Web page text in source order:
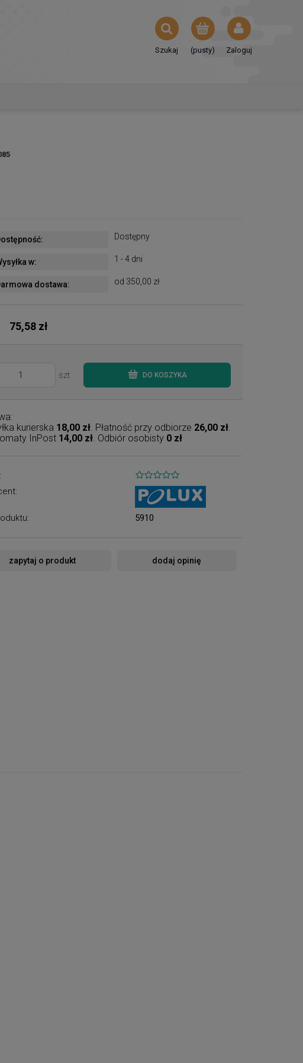
(pusty) Zaloguj
Szukaj
Dostępny
w: 1 - 4 dni
dostawa: od 350,00 zł
75,58 zł
szt. DO KOSZYKA
kurierska 18,00 zł. Płatność przy odbiorze 26,00 zł.
InPost 14,00 zł. Odbiór osobisty 0 zł
5910
zapytaj o produkt dodaj opinię